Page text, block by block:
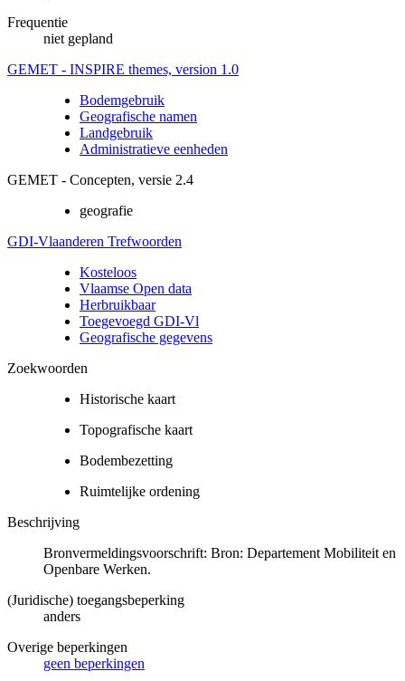
Frequentie
niet gepland
GEMET - INSPIRE themes, version 1.0
Bodemgebruik
Geografische namen
Landgebruik
Administratieve eenheden
GEMET - Concepten, versie 2.4
geografie
GDI-Vlaanderen Trefwoorden
Kosteloos
Vlaamse Open data
Herbruikbaar
Toegevoegd GDI-Vl
Geografische gegevens
Zoekwoorden
Historische kaart
Topografische kaart
Bodembezetting
Ruimtelijke ordening
Beschrijving
Bronvermeldingsvoorschrift: Bron: Departement Mobiliteit en
Openbare Werken.
(Juridische) toegangsbeperking
anders
Overige beperkingen
geen beperkingen